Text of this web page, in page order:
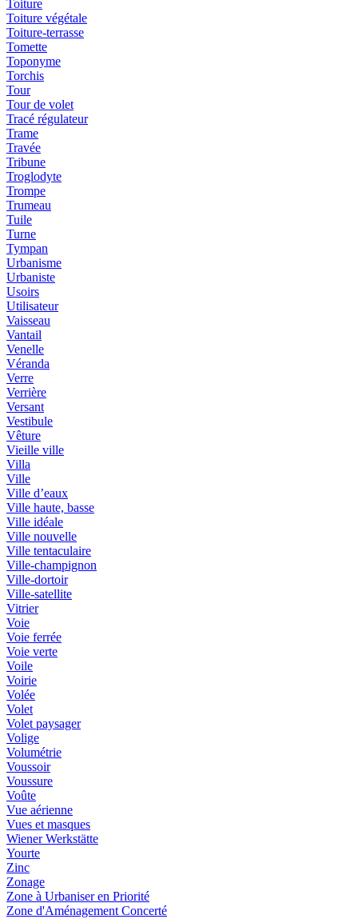
Toiture
Toiture végétale
Toiture-terrasse
Tomette
Toponyme
Torchis
Tour
Tour de volet
Tracé régulateur
Trame
Travée
Tribune
Troglodyte
Trompe
Trumeau
Tuile
Turne
Tympan
Urbanisme
Urbaniste
Usoirs
Utilisateur
Vaisseau
Vantail
Venelle
Véranda
Verre
Verrière
Versant
Vestibule
Vêture
Vieille ville
Villa
Ville
Ville d’eaux
Ville haute, basse
Ville idéale
Ville nouvelle
Ville tentaculaire
Ville-champignon
Ville-dortoir
Ville-satellite
Vitrier
Voie
Voie ferrée
Voie verte
Voile
Voirie
Volée
Volet
Volet paysager
Volige
Volumétrie
Voussoir
Voussure
Voûte
Vue aérienne
Vues et masques
Wiener Werkstätte
Yourte
Zinc
Zonage
Zone à Urbaniser en Priorité
Zone d'Aménagement Concerté